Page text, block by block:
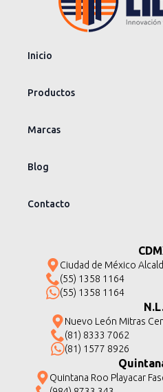
Inicio
Productos
Marcas
Blog
Contacto
Ciudad de México
(55) 1358 1164
(55) 1358 1164
Nuevo León Mitras
(81) 8333 7062
(81) 1577 8926
Quintana Roo Playacar